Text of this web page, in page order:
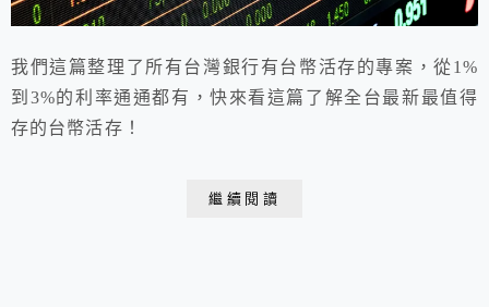
我們這篇整理了所有台灣銀行有台幣活存的專案，從1%
到3%的利率通通都有，快來看這篇了解全台最新最值得
存的台幣活存！
繼續閱讀